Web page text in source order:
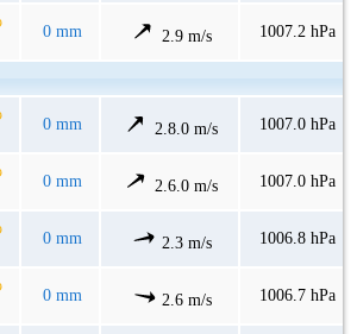
0 mm 2.9 m/s 1007.2 hPa
0 mm 2.8.0 m/s 1007.0 hPa
0 mm 2.6.0 m/s 1007.0 hPa
0 mm 2.3 m/s 1006.8 hPa
0 mm 2.6 m/s 1006.7 hPa